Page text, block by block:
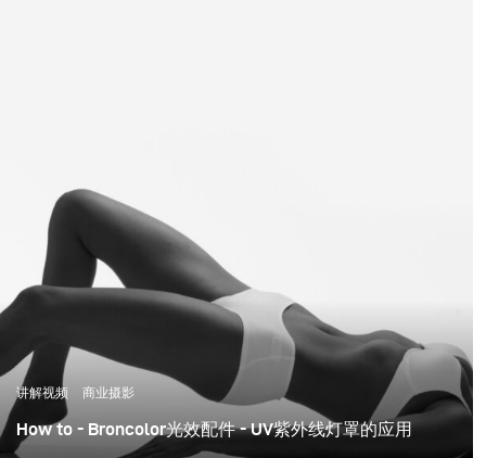
讲解视频 商业摄影
How to - Broncolor光效配件 - UV紫外线灯罩的应用